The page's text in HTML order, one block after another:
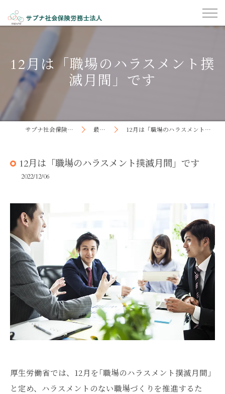
12月は「職場のハラスメント撲
滅月間」です
サプナ社会保険労務士法人 最新記事 12月は「職場のハラスメント撲滅月間」です
12月は「職場のハラスメント撲滅月間」です
2022/12/06
厚生労働省では、12月を｢職場のハラスメント撲滅月間｣
と定め、ハラスメントのない職場づくりを推進するた